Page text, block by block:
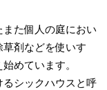
た個人の庭におい
剤などを使いす
めています。
シックハウスと呼